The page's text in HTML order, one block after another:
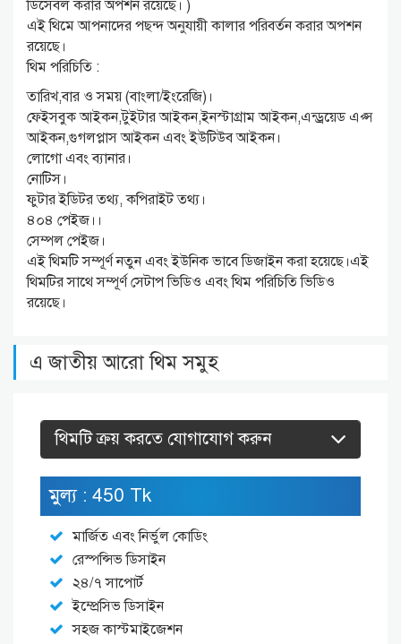
ডিসেবল করার অপশন রয়েছে। )
এই থিমে আপনাদের পছন্দ অনুযায়ী কালার পরিবর্তন করার অপশন
রয়েছে।
থিম পরিচিতি :
তারিখ,বার ও সময় (বাংলা/ইংরেজি)।
ফেইসবুক আইকন,টুইটার আইকন,ইনস্টাগ্রাম আইকন,এন্ড্রয়েড এপ্স
আইকন,গুগলপ্লাস আইকন এবং ইউটিউব আইকন।
লোগো এবং ব্যানার।
নোটিস।
ফুটার ইডিটর তথ্য, কপিরাইট তথ্য।
৪০৪ পেইজ।।
সেম্পল পেইজ।
এই থিমটি সম্পূর্ণ নতুন এবং ইউনিক ভাবে ডিজাইন করা হয়েছে।এই
থিমটির সাথে সম্পূর্ণ সেটাপ ভিডিও এবং থিম পরিচিতি ভিডিও
রয়েছে।
এ জাতীয় আরো থিম সমুহ
থিমটি ক্রয় করতে যোগাযোগ করুন
মুল্য : 450 Tk
মার্জিত এবং নির্ভুল কোডিং
রেস্পন্সিভ ডিসাইন
২৪/৭ সাপোর্ট
ইম্প্রেসিভ ডিসাইন
সহজ কাস্টমাইজেশন